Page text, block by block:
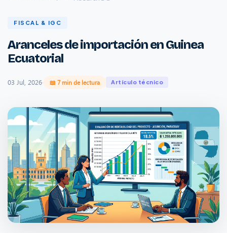
FISCAL & IGC
Aranceles de importación en Guinea
Ecuatorial
03 Jul, 2026· 📖 7 min de lectura Artículo técnico